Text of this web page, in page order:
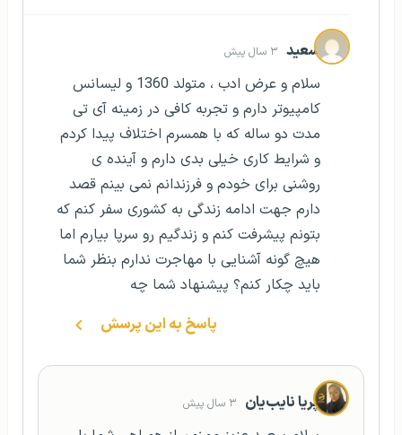
سعید ۳ سال پیش
سلام و عرض ادب ، متولد 1360 و لیسانس
کامپیوتر دارم و تجربه کافی در زمینه آی تی
مدت دو ساله که با همسرم اختلاف پیدا کردم
و شرایط کاری خیلی بدی دارم و آینده ی
روشنی برای خودم و فرزندانم نمی بینم قصد
دارم جهت ادامه زندگی به کشوری سفر کنم که
بتونم پیشرفت کنم و زندگیم رو سرپا بیارم اما
هیچ گونه آشنایی با مهاجرت ندارم بنظر شما
باید چکار کنم؟ پیشنهاد شما چه
پاسخ به این پرسش
پریا نایب‌یان ۳ سال پیش